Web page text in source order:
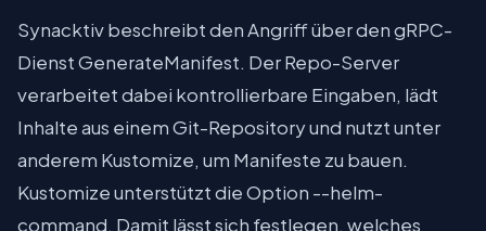
Synacktiv beschreibt den Angriff über den gRPC-
Dienst GenerateManifest. Der Repo-Server
verarbeitet dabei kontrollierbare Eingaben, lädt
Inhalte aus einem Git-Repository und nutzt unter
anderem Kustomize, um Manifeste zu bauen.
Kustomize unterstützt die Option --helm-
command. Damit lässt sich festlegen, welches